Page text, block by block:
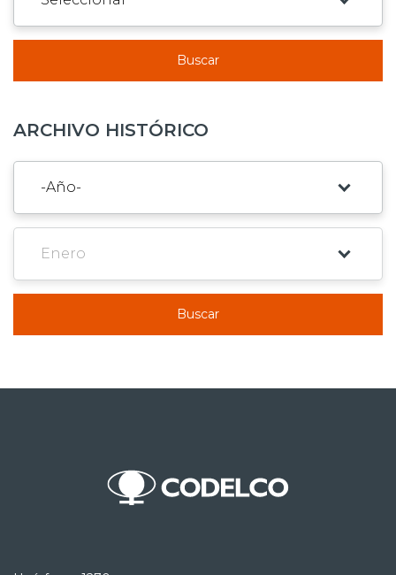
Buscar
ARCHIVO HISTÓRICO
Buscar